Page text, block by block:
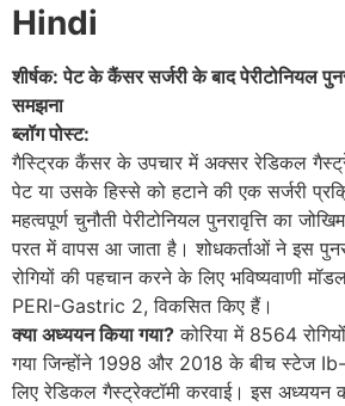
Hindi
शीर्षक: पेट के कैंसर सर्जरी के बाद पेरीटोनियल
समझना
ब्लॉग पोस्ट:
गैस्ट्रिक कैंसर के उपचार में अक्सर रेडिकल
पेट या उसके हिस्से को हटाने की एक सर्जरी
महत्वपूर्ण चुनौती पेरीटोनियल पुनरावृत्ति का
परत में वापस आ जाता है। शोधकर्ताओं ने इस
रोगियों की पहचान करने के लिए भविष्यवाणी
PERI-Gastric 2, विकसित किए हैं।
क्या अध्ययन किया गया? कोरिया में 8564
गया जिन्होंने 1998 और 2018 के बीच स्टेज
लिए रेडिकल गैस्ट्रेक्टॉमी करवाई। इस अध्ययन